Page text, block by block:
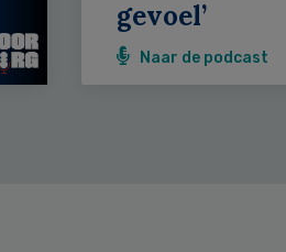
gevoel’
Naar de podcast